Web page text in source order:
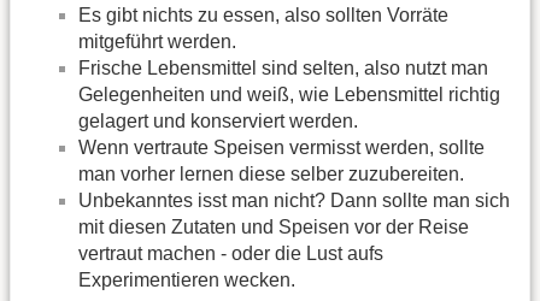
Es gibt nichts zu essen, also sollten Vorräte
mitgeführt werden.
Frische Lebensmittel sind selten, also nutzt man
Gelegenheiten und weiß, wie Lebensmittel richtig
gelagert und konserviert werden.
Wenn vertraute Speisen vermisst werden, sollte
man vorher lernen diese selber zuzubereiten.
Unbekanntes isst man nicht? Dann sollte man sich
mit diesen Zutaten und Speisen vor der Reise
vertraut machen - oder die Lust aufs
Experimentieren wecken.